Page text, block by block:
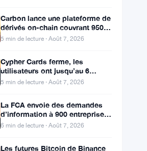
Un cadre d’OKX doute du Clarity
une chute du Bitcoin à 55 000 $
5 min de lecture · Août 7, 2026
Carbon lance une plateforme de
marchés en TradFi et crypto
5 min de lecture · Août 7, 2026